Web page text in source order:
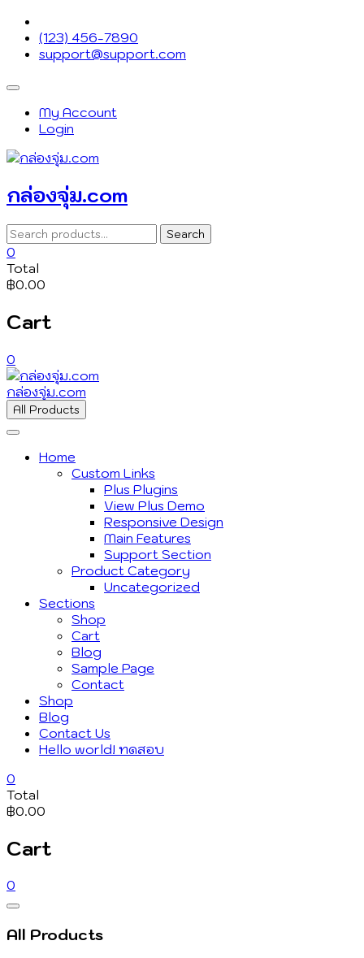
Skip
content
(123) 456-7890
support@support.com
Topbar
MenuMy Account
Login
กล่องจุ่ม.com
Search
for:
Search
0
Total
฿0.00
Cart
0
กล่องจุ่ม.com
All Products
Home
Custom Links
Plus Plugins
View Plus Demo
Responsive Design
Main Features
Support Section
Product Category
Uncategorized
Sections
Shop
Cart
Blog
Sample Page
Contact
Shop
Blog
Contact Us
Hello world! ทดสอบ
0
Total
฿0.00
Cart
0
Catalog
Menu
All Products